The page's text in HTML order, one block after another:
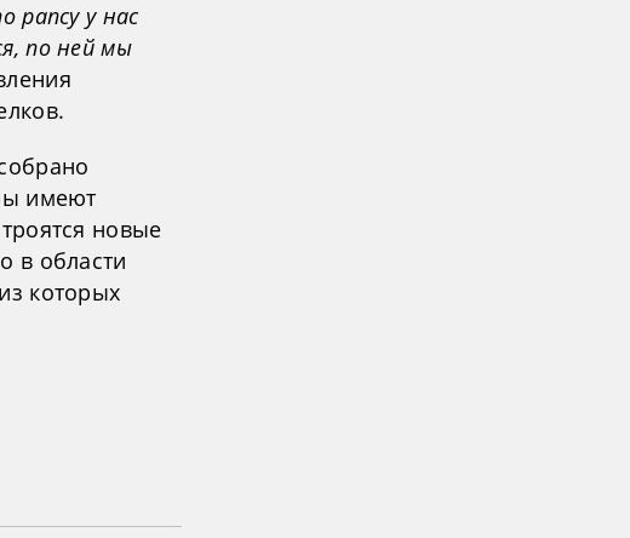
рапсу у нас
по ней мы
имеют
новые
в области
которых